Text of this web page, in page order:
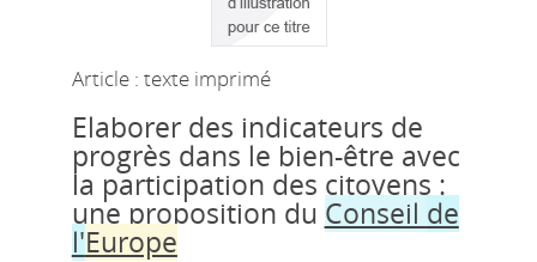
Article : texte imprimé
Elaborer des indicateurs de
progrès dans le bien-être avec
la participation des citoyens :
une proposition du Conseil de
l'Europe